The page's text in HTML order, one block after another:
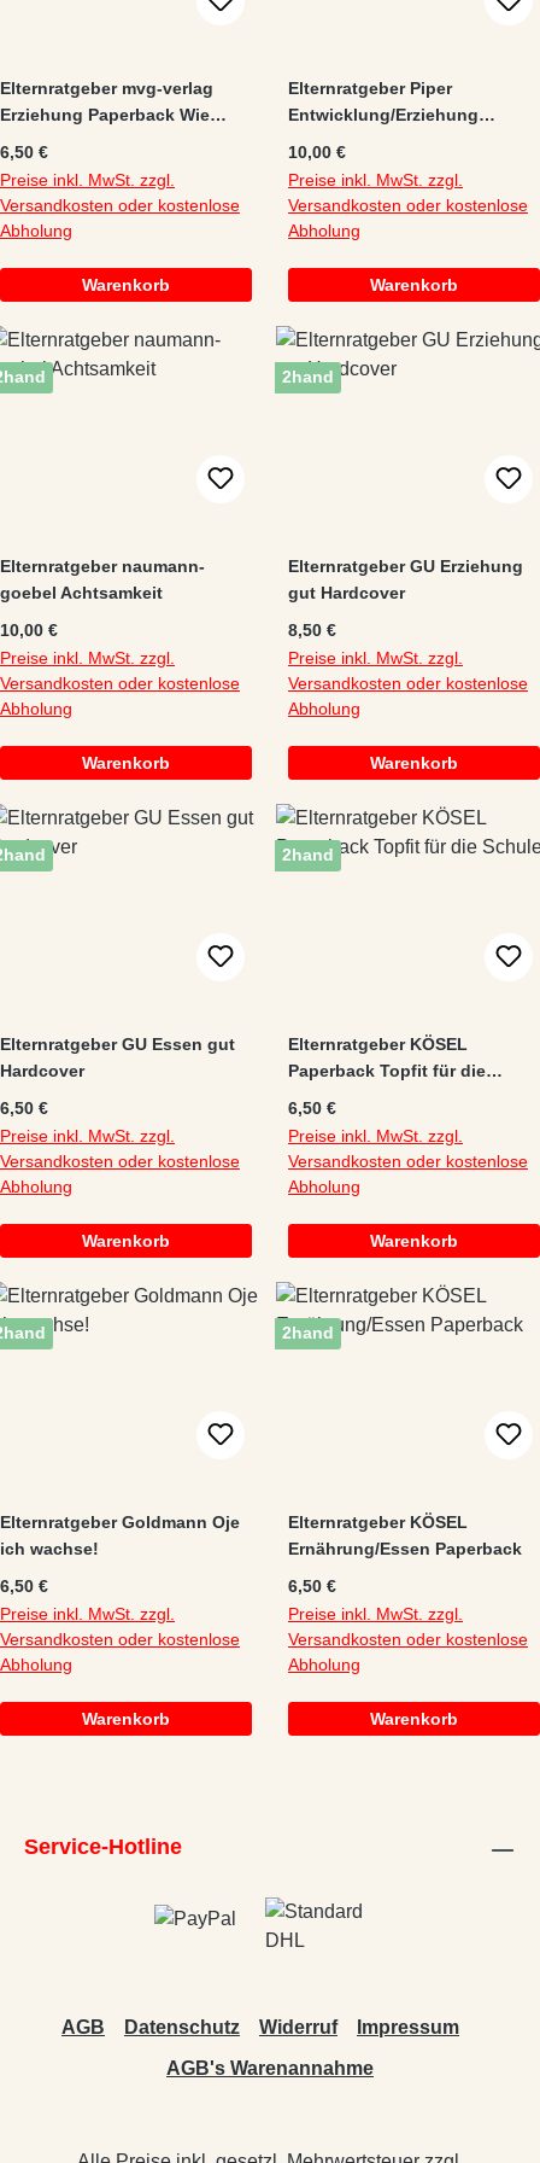
Elternratgeber mvg-verlag
Erziehung Paperback Wie
Regulärer Preis:
6,50 €
Preise inkl. MwSt. zzgl.
Versandkosten oder kostenlose
Abholung
Warenkorb
Elternratgeber Piper
Entwicklung/Erziehung
Regulärer Preis:
10,00 €
Preise inkl. MwSt. zzgl.
Versandkosten oder kostenlose
Abholung
Warenkorb
Elternratgeber naumann-
goebel Achtsamkeit
Regulärer Preis:
10,00 €
Preise inkl. MwSt. zzgl.
Versandkosten oder kostenlose
Abholung
Warenkorb
2hand
Elternratgeber GU Erziehung
gut Hardcover
Regulärer Preis:
8,50 €
Preise inkl. MwSt. zzgl.
Versandkosten oder kostenlose
Abholung
Warenkorb
Elternratgeber GU Essen gut
Hardcover
Regulärer Preis:
6,50 €
Preise inkl. MwSt. zzgl.
Versandkosten oder kostenlose
Abholung
Warenkorb
2hand
Elternratgeber KÖSEL
Paperback Topfit für die
Regulärer Preis:
6,50 €
Preise inkl. MwSt. zzgl.
Versandkosten oder kostenlose
Abholung
Warenkorb
Elternratgeber Goldmann Oje
ich wachse!
Regulärer Preis:
6,50 €
Preise inkl. MwSt. zzgl.
Versandkosten oder kostenlose
Abholung
Warenkorb
2hand
Elternratgeber KÖSEL
Ernährung/Essen Paperback
Regulärer Preis:
6,50 €
Preise inkl. MwSt. zzgl.
Versandkosten oder kostenlose
Abholung
Warenkorb
Service-Hotline
AGB Datenschutz Widerruf
Impressum
AGB's Warenannahme